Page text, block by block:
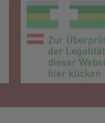
(öffnet in neuem Tab)